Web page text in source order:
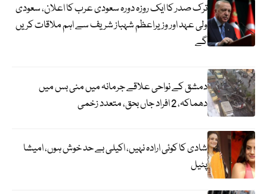
ترک صدر کا ایک روزہ دورہ سعودی عرب کا اعلان، سعودی
ولی عہد اور وزیراعظم شہباز شریف سے اہم ملاقات کریں
گے
دمشق کے نواحی علاقے جرمانہ میں منی بس میں
دھماکہ، 2 افراد جاں بحق، متعدد زخمی
شادی کا کوئی ارادہ نہیں، اکیلی بے حد خوش ہوں، امیشا
پٹیل